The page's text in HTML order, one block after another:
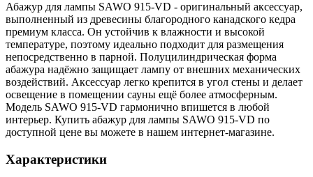
Абажур для лампы SAWO 915-VD - оригинальный аксессуар,
выполненный из древесины благородного канадского кедра
премиум класса. Он устойчив к влажности и высокой
температуре, поэтому идеально подходит для размещения
непосредственно в парной. Полуцилиндрическая форма
абажура надёжно защищает лампу от внешних механических
воздействий. Аксессуар легко крепится в угол стены и делает
освещение в помещении сауны ещё более атмосферным.
Модель SAWO 915-VD гармонично впишется в любой
интерьер. Купить абажур для лампы SAWO 915-VD по
доступной цене вы можете в нашем интернет-магазине.
Характеристики